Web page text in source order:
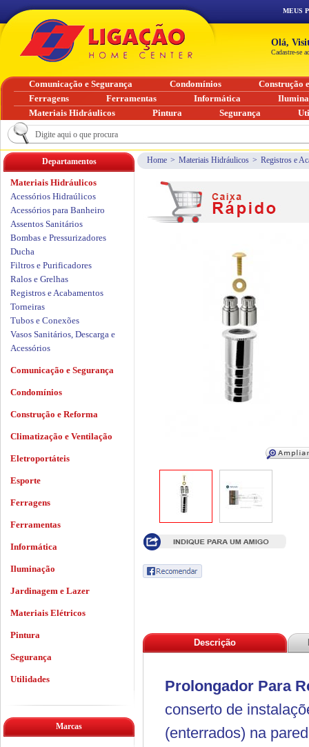
Home > Materiais Hidráulicos > Registros e
Descrição
Prolongador Para
conserto de
(enterrados) na
Departamentos
Materiais Hidráulicos
Acessórios Hidraúlicos
Acessórios para Banheiro
Assentos Sanitários
Bombas e Pressurizadores
Ducha
Filtros e Purificadores
Ralos e Grelhas
Registros e Acabamentos
Torneiras
Tubos e Conexões
Vasos Sanitários, Descarga e
Acessórios
Comunicação e Segurança
Condomínios
Construção e Reforma
Climatização e Ventilação
Eletroportáteis
Esporte
Ferragens
Ferramentas
Informática
Iluminação
Jardinagem e Lazer
Materiais Elétricos
Pintura
Segurança
Utilidades
Marcas
MEUS
Olá,
Cadastre-se
Comunicação e Segurança Condomínios
Construção
Ferragens
Ferramentas Informática
Materiais Hidráulicos
Pintura Segurança